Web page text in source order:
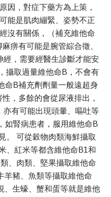
因，對症下藥方為上策，
能是肌肉繃緊、姿勢不正
沒有關係，（補充維他命
痹有可能是腕管綜合徵、
，需要經醫生診斷才能安
攝取過量維他命B，不會有
命B補充劑劑量一般遠超身
，多餘的會從尿液排出，
有可能出現頭暈、嘔吐等
如腎病患者，服用維他命B
。 可從穀物肉類海鮮攝取
、紅米等都含維他命B1和
、肉類、堅果攝取維他命
羊豬、魚類等攝取維他命
、生蠔、蟹和蛋等就是維他